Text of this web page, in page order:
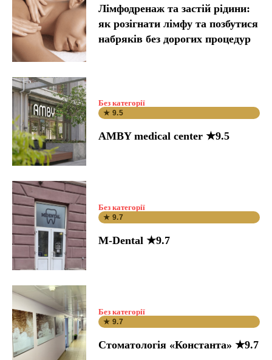
Лімфодренаж та застій рідини:
як розігнати лімфу та позбутися
набряків без дорогих процедур
Без категорії
★ 9.5
AMBY medical center ★9.5
Без категорії
★ 9.7
M-Dental ★9.7
Без категорії
★ 9.7
Стоматологія «Константа» ★9.7